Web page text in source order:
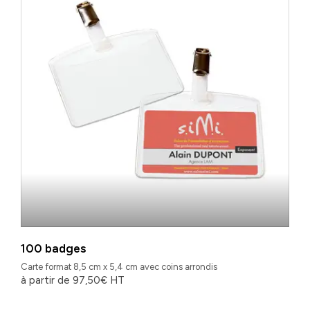
100 badges
Carte format 8,5 cm x 5,4 cm avec coins arrondis
à partir de 97,50€ HT